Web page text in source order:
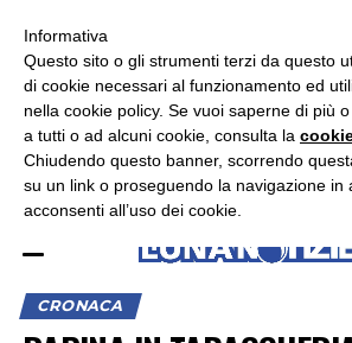
ASCOLTA RADIO LUNA
CRONACA
×
Informativa
Questo sito o gli strumenti terzi da questo
di cookie necessari al funzionamento ed
nella cookie policy. Se vuoi saperne di più
a tutti o ad alcuni cookie, consulta la
Chiudendo questo banner, scorrendo
su un link o proseguendo la navigazione in
acconsenti all’uso dei cookie.